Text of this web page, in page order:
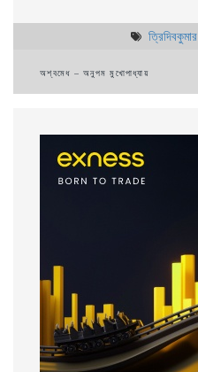
Post
অশ্বমেধ – অনুপম মুখোপাধ্যায়